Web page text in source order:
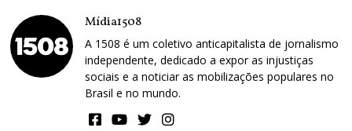
Mídia1508
A 1508 é um coletivo anticapitalista de jornalismo
independente, dedicado a expor as injustiças
sociais e a noticiar as mobilizações populares no
Brasil e no mundo.